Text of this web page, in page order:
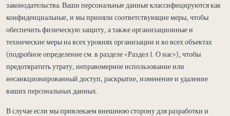
законодательства. Ваши персональные данные классифицируются как
конфиденциальные, и мы приняли соответствующие меры, чтобы
обеспечить физическую защиту, а также организационные и
технические меры на всех уровнях организации и во всех объектах
(подробное определение см. в разделе «Раздел 1. О нас»), чтобы
предотвратить утрату, неправомерное использование или
несанкционированный доступ, раскрытие, изменение и удаление
ваших персональных данных.
В случае если мы привлекаем внешнюю сторону для разработки и